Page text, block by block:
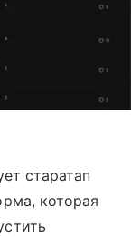
старатап
которая